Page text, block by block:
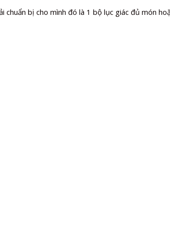
chuẩn bị cho mình đó là 1 bộ lục giác đủ món